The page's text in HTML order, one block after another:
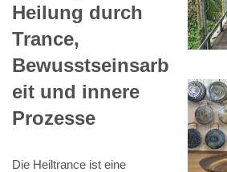
Heilung durch
Trance,
Bewusstseinsarb
eit und innere
Prozesse
Die Heiltrance ist eine